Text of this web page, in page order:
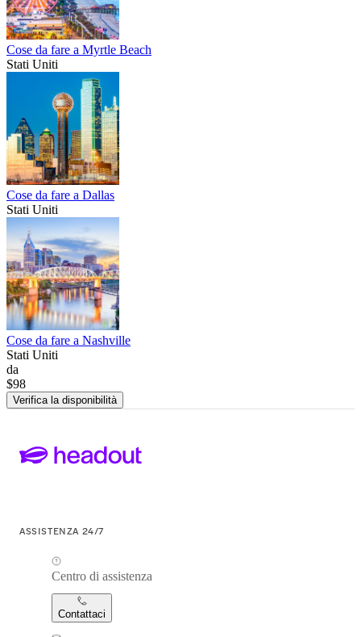
Cose da fare a Myrtle Beach
Stati Uniti
Cose da fare a Dallas
Stati Uniti
Cose da fare a Nashville
Stati Uniti
da
$98
Verifica la disponibilità
ASSISTENZA 24/7
Centro di assistenza
Contattaci